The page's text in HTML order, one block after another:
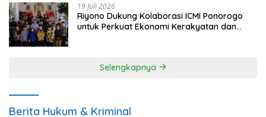
19 Juli 2026
Riyono Dukung Kolaborasi ICMI Ponorogo
untuk Perkuat Ekonomi Kerakyatan dan
Selengkapnya
Berita Hukum & Kriminal